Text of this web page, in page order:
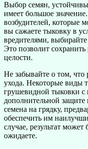
Выбор семян,
имеет большое
возбудителей, которые
вы сажаете тыковку в
вредителями,
Это позволит
целости.
Не забывайте о том, что
ухода. Некоторые виды
грушевидной тыковки с
дополнительной
семена на грядку,
обеспечить им
случае, результат
ожидаете.